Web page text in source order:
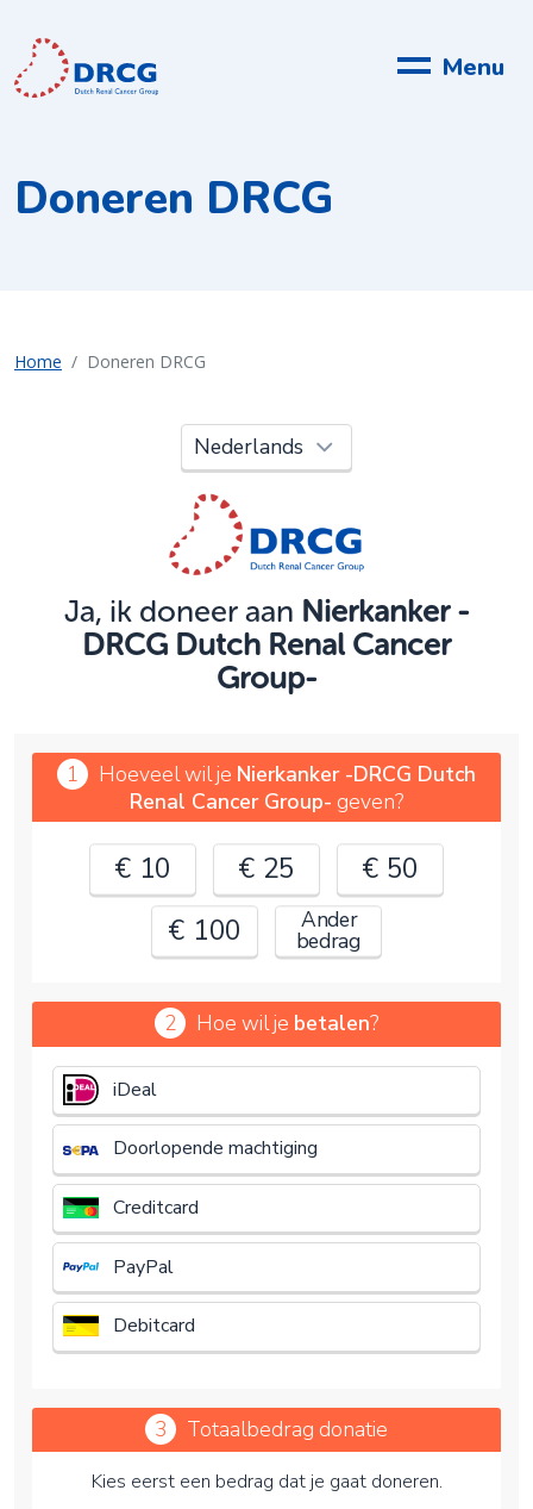
Menu
Doneren DRCG
Home Doneren DRCG